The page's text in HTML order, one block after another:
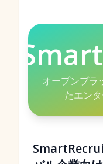
オープンプラ
たエン